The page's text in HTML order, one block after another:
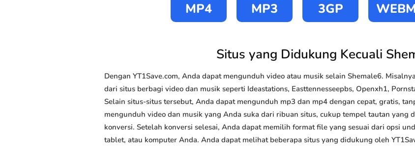
MP4 MP3 3GP WEBM
Situs yang Didukung Kecuali
Dengan YT1Save.com, Anda dapat mengunduh video atau musik selain Shemale6.
dari situs berbagi video dan musik seperti Ideastations, Easttennesseepbs, Openxh1,
Selain situs-situs tersebut, Anda dapat mengunduh mp3 dan mp4 dengan cepat, gratis,
mengunduh video dan musik yang Anda suka dari ribuan situs, cukup tempel tautan yang
konversi. Setelah konversi selesai, Anda dapat memilih format file yang sesuai dari opsi
tablet, atau komputer Anda. Anda dapat melihat beberapa situs yang didukung oleh